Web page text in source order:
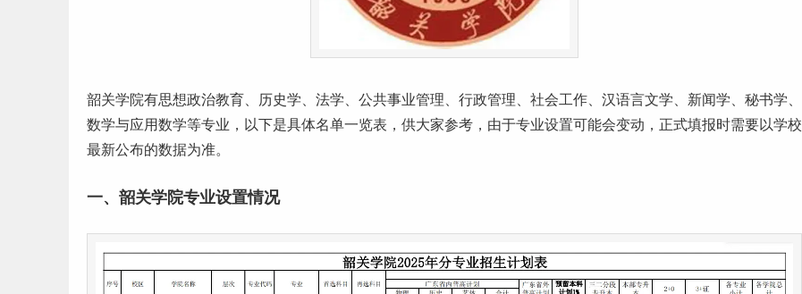
韶关学院有思想政治教育、历史学、法学、公共事业管理、行政管理、社会工作 、汉语言文学、新闻学、秘书学、
数学与应用数学等专业，以下是具体名单一览表，供大家参考，由于专业设置可能会变动，正式填报时需要以学校
最新公布的数据为准。
一、韶关学院专业设置情况